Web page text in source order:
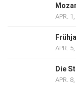
APR.
APR.
Die
APR.